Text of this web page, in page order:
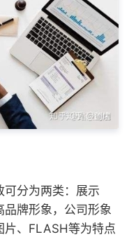
可分为两类：展示
牌形象，公司形象
片、FLASH等为特点